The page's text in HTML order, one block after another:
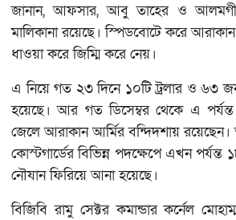
জানান, আফসার, আবু তাহের ও আলমগীর
মালিকানা রয়েছে। স্পিডবোটে করে
ধাওয়া করে জিম্মি করে নেয়।
এ নিয়ে গত ২৩ দিনে ১০টি ট্রলার ও ৬৩
হয়েছে। আর গত ডিসেম্বর থেকে এ
জেলে আরাকান আর্মির বন্দিদশায় রয়েছেন।
কোস্টগার্ডের বিভিন্ন পদক্ষেপে এখন
নৌযান ফিরিয়ে আনা হয়েছে।
বিজিবি রামু সেক্টর কমান্ডার কর্নেল